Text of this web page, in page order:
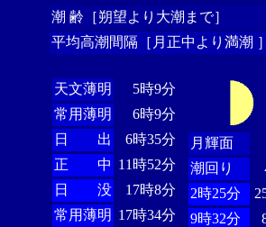
潮 齢［朔望より大潮まで］
平均高潮間隔［月正中より満潮 ］
天文薄明
5時9分
常用薄明
6時9分
日 出
6時35分
正 中 11時52分
日 没
17時8分
常用薄明 17時34分
月輝面
潮回り
2時25分
9時32分